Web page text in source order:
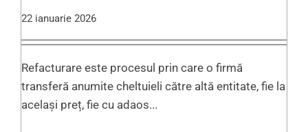
22 ianuarie 2026
Refacturare este procesul prin care o firmă
transferă anumite cheltuieli către altă entitate, fie la
același preț, fie cu adaos...